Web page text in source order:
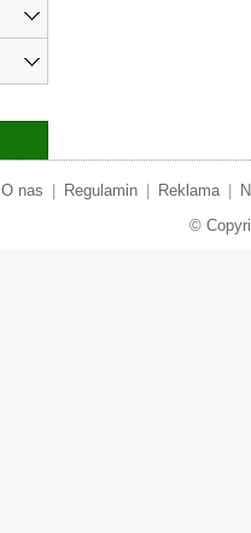
O nas Regulamin Reklama
©